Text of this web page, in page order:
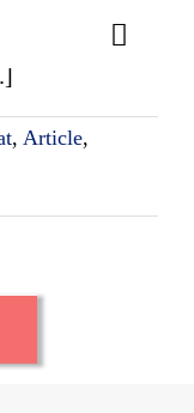
Toggle
per
, Article,